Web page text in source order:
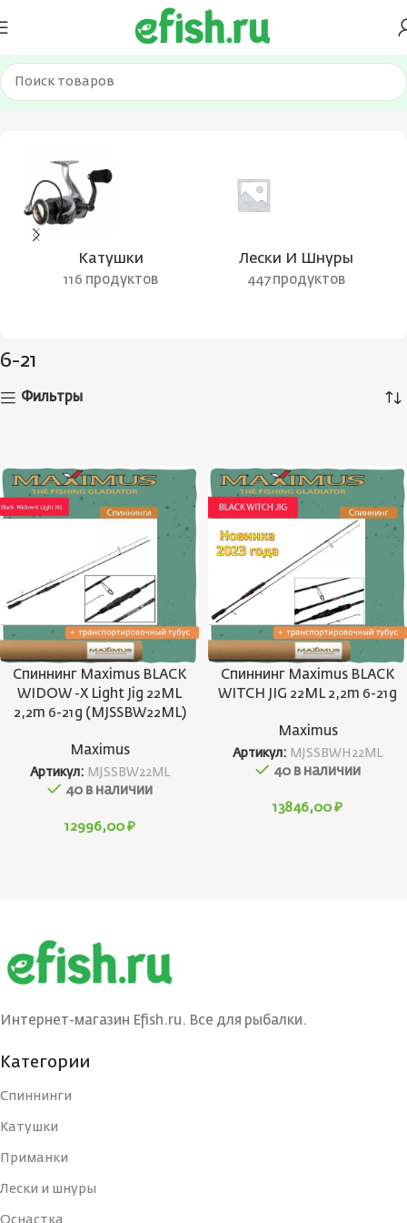
Главная Товар Тест (гр.) 6-21
Катушки
116 продуктов
Лески И Шнуры
447 продуктов
6-21
Фильтры
Спиннинг Maximus BLACK
WIDOW -X Light Jig 22ML
2,2m 6-21g (MJSSBW22ML)
Maximus
Артикул: MJSSBW22ML
40 в наличии
12996,00 ₽
Спиннинг Maximus BLACK
WITCH JIG 22ML 2,2m 6-21g
Maximus
Артикул: MJSSBWH22ML
40 в наличии
13846,00 ₽
Интернет-магазин Efish.ru. Все для рыбалки.
Категории
Спиннинги
Катушки
Приманки
Лески и шнуры
Оснастка